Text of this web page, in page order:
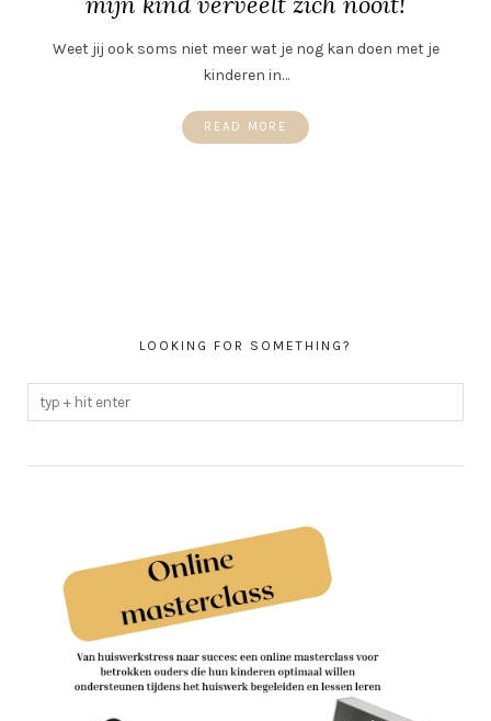
Weet jij ook soms niet meer wat je nog kan doen met je
kinderen in…
READ MORE
LOOKING FOR SOMETHING?